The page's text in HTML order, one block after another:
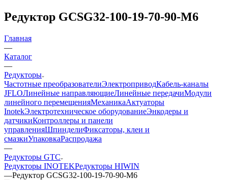
Редуктор GCSG32-100-19-70-90-M6
Главная
—
Каталог
—
Редукторы
Частотные преобразователиЭлектроприводКабель-каналы
JFLOЛинейные направляющиеЛинейные передачиМодули
линейного перемещенияМеханикаАктуаторы
InotekЭлектротехническое оборудованиеЭнкодеры и
датчикиКонтроллеры и панели
управленияШпинделиФиксаторы, клеи и
смазкиУпаковкаРаспродажа
—
Редукторы GTC
Редукторы INOTEKРедукторы HIWIN
—Редуктор GCSG32-100-19-70-90-M6